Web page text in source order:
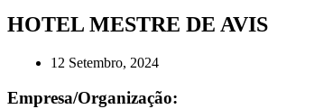
HOTEL MESTRE DE AVIS
12 Setembro, 2024
Empresa/Organização: